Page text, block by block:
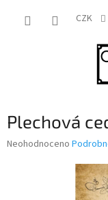
CZK
Plechová
Průměrné
Neohodnoceno